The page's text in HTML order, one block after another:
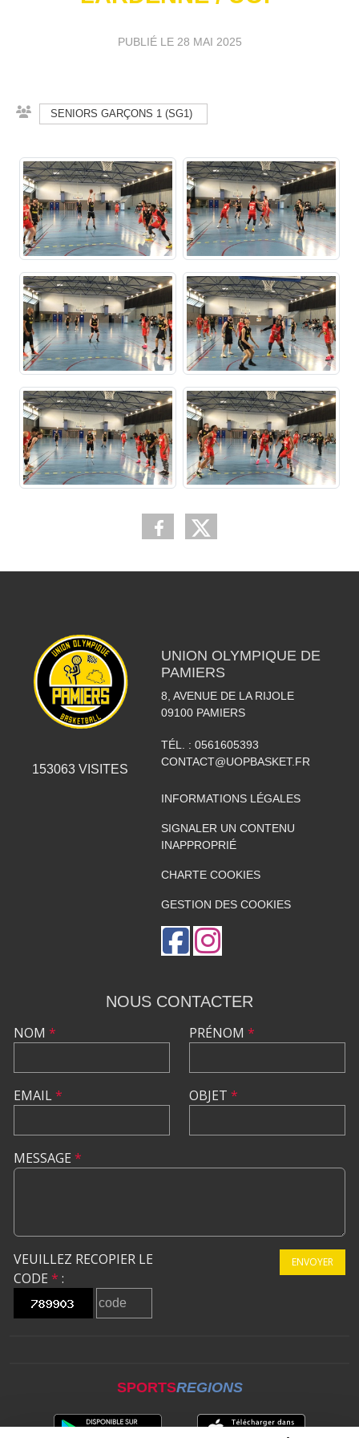
PUBLIÉ LE 28 MAI 2025
SENIORS GARÇONS 1 (SG1)
153063 VISITES
UNION OLYMPIQUE DE
PAMIERS
8, AVENUE DE LA RIJOLE
09100 PAMIERS
TÉL. : 0561605393
CONTACT@UOPBASKET.FR
INFORMATIONS LÉGALES
SIGNALER UN CONTENU
INAPPROPRIÉ
CHARTE COOKIES
GESTION DES COOKIES
NOUS CONTACTER
NOM *
EMAIL*
PRÉNOM *
OBJET *
MESSAGE *
VEUILLEZ RECOPIER LE
CODE * :
ENVOYER
SPORTSREGIONS